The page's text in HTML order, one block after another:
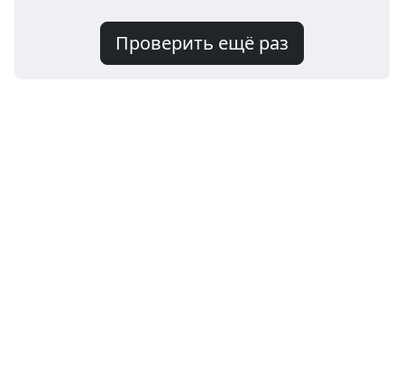
Проверить ещё раз